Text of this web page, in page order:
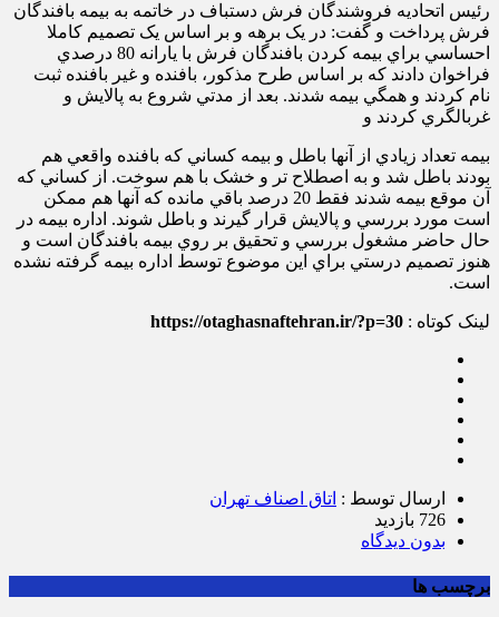
رئيس اتحاديه فروشندگان فرش دستباف در خاتمه به بيمه بافندگان
فرش پرداخت و گفت: در يک برهه و بر اساس يک تصميم کاملا
احساسي براي بيمه کردن بافندگان فرش با يارانه 80 درصدي
فراخوان دادند که بر اساس طرح مذکور، بافنده و غير بافنده ثبت
نام کردند و همگي بيمه شدند. بعد از مدتي شروع به پالايش و
غربالگري کردند و
بيمه تعداد زيادي از آنها باطل و بيمه کساني که بافنده واقعي هم
بودند باطل شد و به اصطلاح تر و خشک با هم سوخت. از کساني که
آن موقع بيمه شدند فقط 20 درصد باقي مانده که آنها هم ممکن
است مورد بررسي و پالايش قرار گيرند و باطل شوند. اداره بيمه در
حال حاضر مشغول بررسي و تحقيق بر روي بيمه بافندگان است و
هنوز تصميم درستي براي اين موضوع توسط اداره بيمه گرفته نشده
است.
لینک کوتاه : https://otaghasnaftehran.ir/?p=30
ارسال توسط : اتاق اصناف تهران
726 بازدید
بدون دیدگاه
برچسب ها